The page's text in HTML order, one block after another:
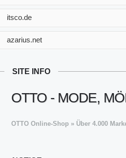
itsco.de
azarius.net
SITE INFO
OTTO - MODE,
OTTO Online-Shop » Über 4.000